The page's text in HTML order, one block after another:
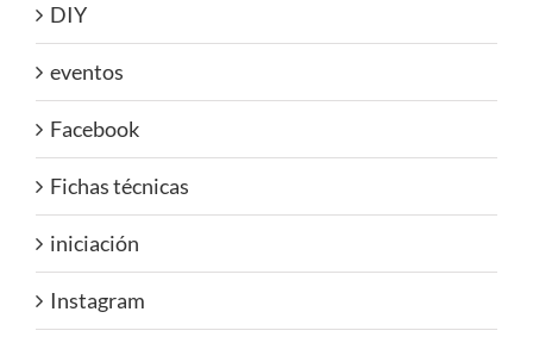
DIY
eventos
Facebook
Fichas técnicas
iniciación
Instagram